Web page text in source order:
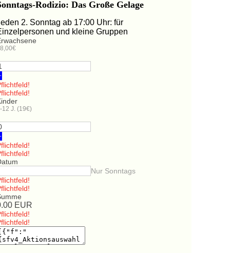
Rodizio: Das Große Gelage
2. Sonntag ab 17:00 Uhr: für
und kleine Gruppen
12 J. (19€)
Nur Sonntags
EUR